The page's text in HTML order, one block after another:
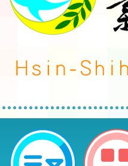
轉知~內政部移
畫」報名簡章